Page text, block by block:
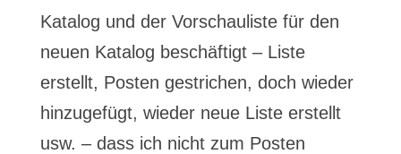
Katalog und der Vorschauliste für den
neuen Katalog beschäftigt – Liste
erstellt, Posten gestrichen, doch wieder
hinzugefügt, wieder neue Liste erstellt
usw. – dass ich nicht zum Posten